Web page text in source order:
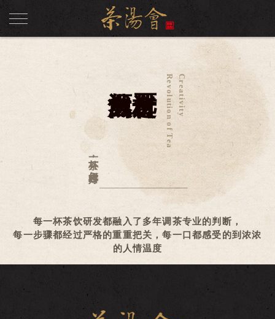
Creativity
Revolution of Tea
，
怎样才叫好
每一杯茶饮研发都融入了多年调茶专业的判断，
每一步骤都经过严格的重重把关，每一口都感受的到浓浓
的人情温度